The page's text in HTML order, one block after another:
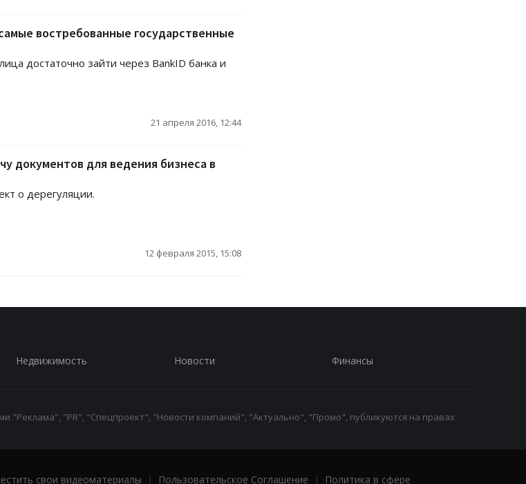
востребованные государственные
достаточно зайти через BankID банка и
21 апреля 2016, 12:44
документов для ведения бизнеса в
о дерегуляции.
12 февраля 2015, 15:08
Недвижимость Новости Финансы
"Реклама", "PR", "Спецпроект", "Новости компаний", "Актуально", "Промо", публикуются на правах
свои видеоматериалы | Пользовательское Соглашение | Политика в сфере